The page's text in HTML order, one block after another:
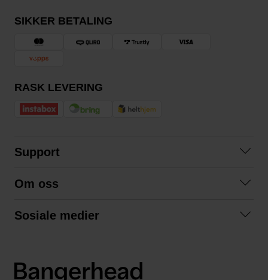
SIKKER BETALING
RASK LEVERING
Support
Kjøpsvilkår
Om oss
Sosiale medier
LinkedIn